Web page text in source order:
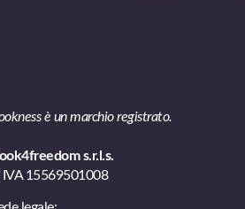
è un marchio registrato.
s.r.l.s.
IVA ​15569501008